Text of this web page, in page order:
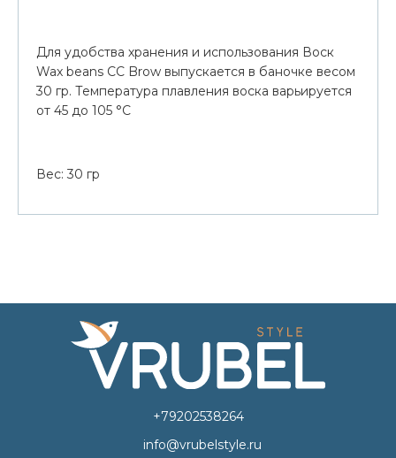
Для удобства хранения и использования Воск
Wax beans CC Brow выпускается в баночке весом
30 гр. Температура плавления воска варьируется
от 45 до 105 °C
Вес: 30 гр
+79202538264
info@vrubelstyle.ru